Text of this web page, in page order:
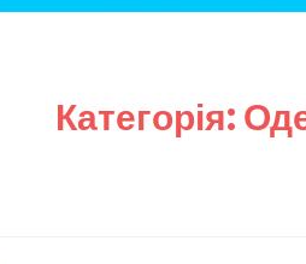
чемпіонаті з карате
Категорія: